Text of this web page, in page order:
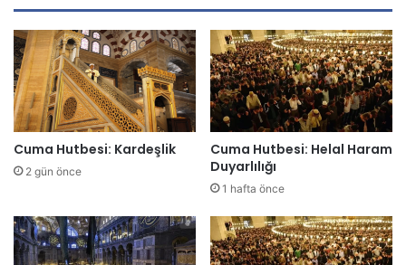
d
r
e
s
i
n
i
g
r
i
n
Cuma Hutbesi: Kardeşlik
2 gün önce
Cuma Hutbesi: Helal Haram
Duyarlılığı
1 hafta önce